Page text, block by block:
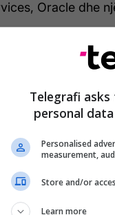
Oracle dhe
nga
vendimtar në
një ndarje
sa larg
të dini:
Telegrafi
personal
Personalised
measurement,
Store and/or
Learn more